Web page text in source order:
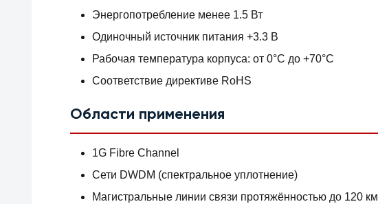
Энергопотребление менее 1.5 Вт
Одиночный источник питания +3.3 В
Рабочая температура корпуса: от 0°C до +70°C
Соответствие директиве RoHS
Области применения
1G Fibre Channel
Сети DWDM (спектральное уплотнение)
Магистральные линии связи протяжённостью до 120 км